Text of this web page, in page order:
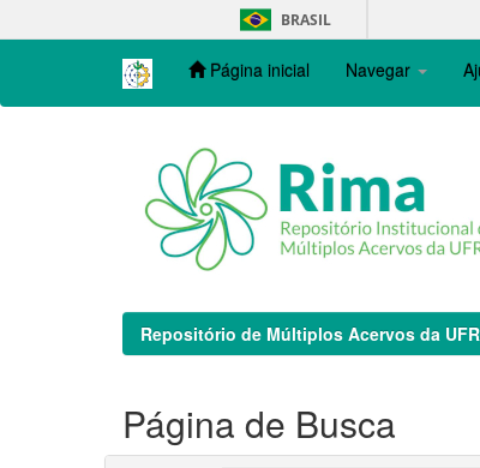
navigation
BRASIL
Página inicial Navegar
Repositório de Múltiplos Acervos da
Página de Busca